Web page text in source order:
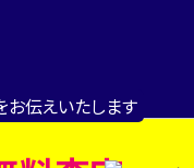
伝えいたします